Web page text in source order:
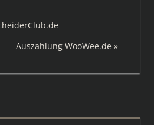
Nächster
Auszahlung WooWee.de